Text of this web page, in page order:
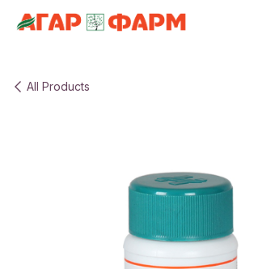
All Products